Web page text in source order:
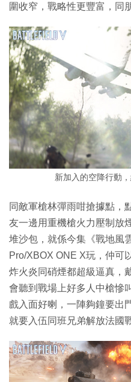
圍收窄，戰略性更豐富，同
新加入的空降行動
同敵軍槍林彈雨咁搶據點，
友一邊用重機槍火力壓制放
堆沙包，就係今集《戰地風
Pro/XBOX ONE X玩，仲可
炸火炎同硝煙都超級逼真，
會聽到戰場上好多人中槍慘
戲入面好喇，一陣夠鐘要出
就要入伍同班兄弟解放法國